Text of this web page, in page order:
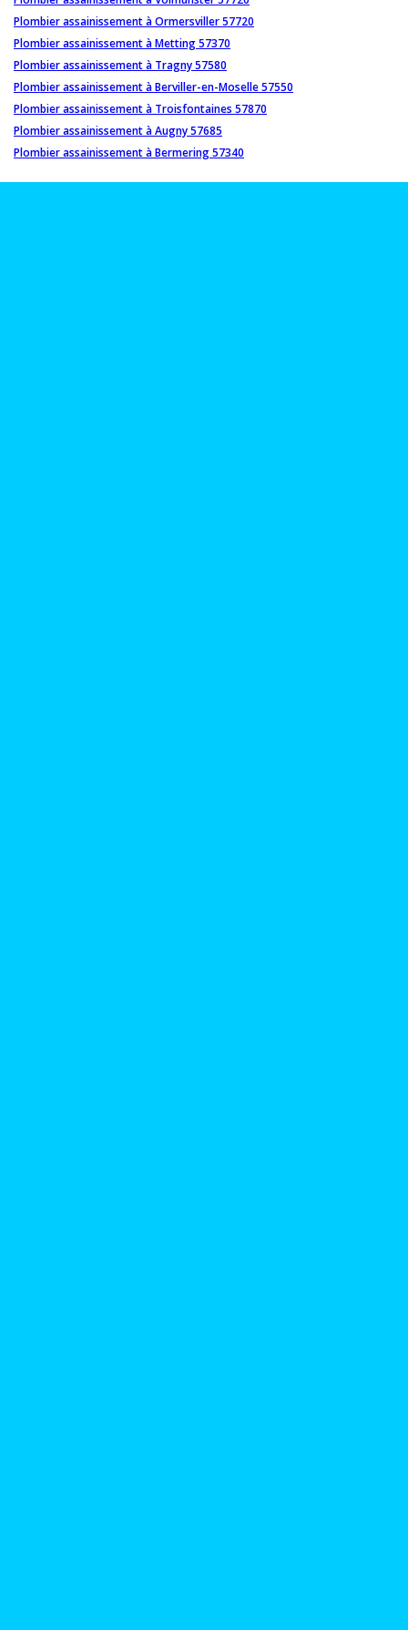
Plombier assainissement à Ormersviller 57720
Plombier assainissement à Metting 57370
Plombier assainissement à Tragny 57580
Plombier assainissement à Berviller-en-Moselle 57550
Plombier assainissement à Troisfontaines 57870
Plombier assainissement à Augny 57685
Plombier assainissement à Bermering 57340